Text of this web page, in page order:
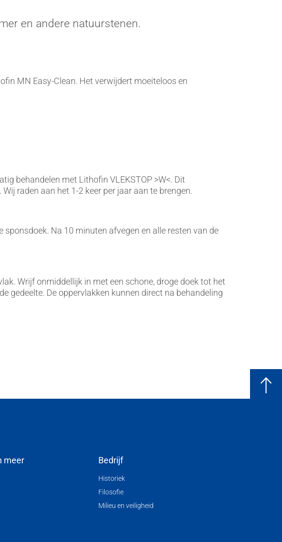
en andere natuurstenen.
MN Easy-Clean. Het verwijdert moeiteloos en
behandelen met Lithofin VLEKSTOP >W<. Dit
raden aan het 1-2 keer per jaar aan te brengen.
Na 10 minuten afvegen en alle resten van de
Wrijf onmiddellijk in met een schone, droge doek tot het
gedeelte. De oppervlakken kunnen direct na behandeling
meer Bedrijf
Historiek
Filosofie
Milieu en veiligheid